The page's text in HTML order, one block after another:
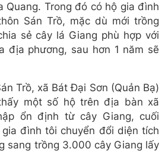
Quang. Trong đó có hộ gia đình
Sán Trồ, mặc dù mới trồng
sẻ cây lá Giang phù hợp với
địa phương, sau hơn 1 năm sẽ
Trồ, xã Bát Đại Sơn (Quản Bạ)
một số hộ trên địa bàn xã
ổn định từ cây Giang, cuối
đình tôi chuyển đổi diện tích
sang trồng 3.000 cây Giang lấy